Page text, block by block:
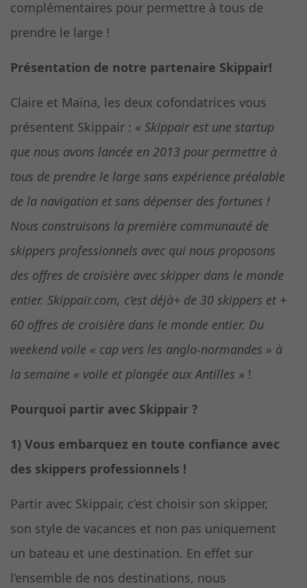
complémentaires pour permettre à tous de
prendre le large !
Présentation de notre partenaire Skippair!
Claire et Maïna, les deux cofondatrices vous
présentent Skippair : « Skippair est une startup
que nous avons lancée en 2013 pour permettre à
tous de prendre le large sans expérience préalable
de la navigation et sans dépenser des fortunes !
Nous construisons la première communauté de
skippers professionnels avec qui nous proposons
des offres de croisière avec skipper dans le monde
entier. Skippair.com, c’est déjà+ de 30 skippers et +
60 offres de croisière dans le monde entier. Du
weekend voile « cap vers les anglo-normandes » à
la semaine « voile et plongée aux Antilles » !
Pourquoi partir avec Skippair ?
1) Vous embarquez en toute confiance avec
des skippers professionnels !
Partir avec Skippair, c’est choisir son skipper,
son style de vacances et non pas uniquement
un bateau et une destination. En effet sur
l’ensemble de nos destinations, nous